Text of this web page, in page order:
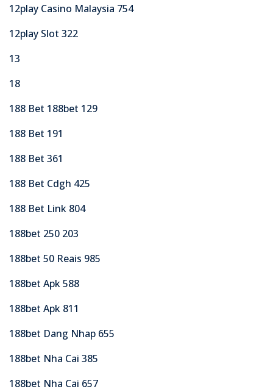
12play Casino Malaysia 754
12play Slot 322
13
18
188 Bet 188bet 129
188 Bet 191
188 Bet 361
188 Bet Cdgh 425
188 Bet Link 804
188bet 250 203
188bet 50 Reais 985
188bet Apk 588
188bet Apk 811
188bet Dang Nhap 655
188bet Nha Cai 385
188bet Nha Cai 657